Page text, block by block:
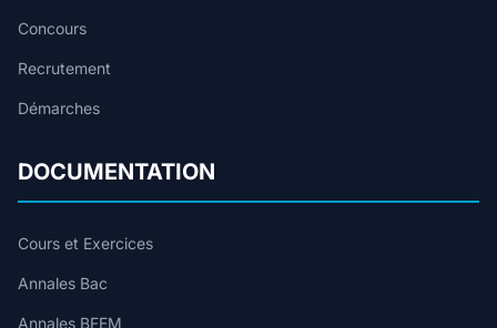
Concours
Recrutement
Démarches
DOCUMENTATION
Cours et Exercices
Annales Bac
Annales BFEM